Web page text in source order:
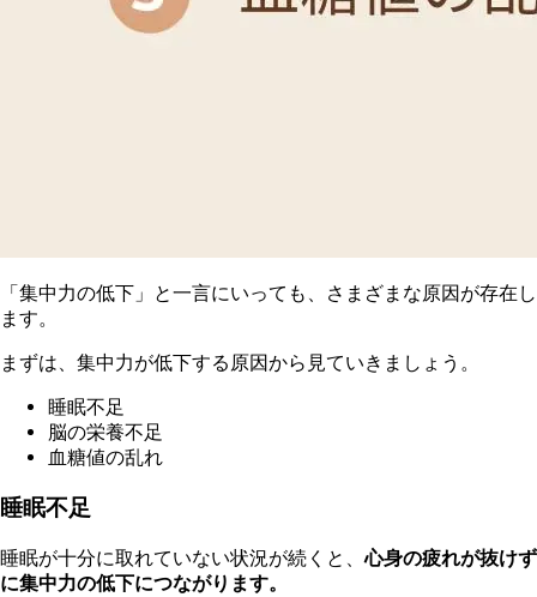
「集中力の低下」と一言にいっても、さまざまな原因が存在し
ます。
ま ずは、集中力が低下する原因から見ていきましょう。
睡眠不足
脳の栄養不足
血糖値の乱れ
睡眠不足
睡眠が十分に取れていない状況が続くと、心身の疲れが抜けず
に集中力の低下につながります。